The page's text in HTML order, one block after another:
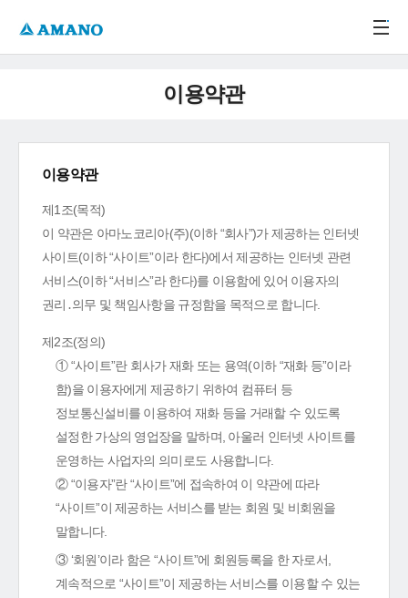
이용약관
이용약관
제1조(목적)
이 약관은 아마노코리아(주)(이하 “회사”)가 제공하는 인터넷
사이트(이하 “사이트”이라 한다)에서 제공하는 인터넷 관련
서비스(이하 “서비스”라 한다)를 이용함에 있어 이용자의
권리․의무 및 책임사항을 규정함을 목적으로 합니다.
제2조(정의)
① “사이트”란 회사가 재화 또는 용역(이하 “재화 등”이라
함)을 이용자에게 제공하기 위하여 컴퓨터 등
정보통신설비를 이용하여 재화 등을 거래할 수 있도록
설정한 가상의 영업장을 말하며, 아울러 인터넷 사이트를
운영하는 사업자의 의미로도 사용합니다.
② “이용자”란 “사이트”에 접속하여 이 약관에 따라
“사이트”이 제공하는 서비스를 받는 회원 및 비회원을
말합니다.
③ ‘회원’이라 함은 “사이트”에 회원등록을 한 자로서,
계속적으로 “사이트”이 제공하는 서비스를 이용할 수 있는